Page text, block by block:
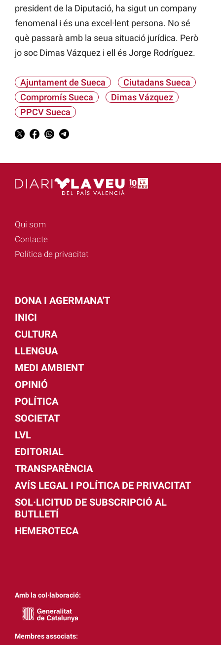
president de la Diputació, ha sigut un company
fenomenal i és una excel·lent persona. No sé
què passarà amb la seua situació jurídica. Però
jo soc Dimas Vázquez i ell és Jorge Rodríguez.
Ajuntament de Sueca
Ciutadans Sueca
Compromís Sueca
Dimas Vázquez
PPCV Sueca
Qui som
Contacte
Política de privacitat
DONA I AGERMANA'T
INICI
CULTURA
LLENGUA
MEDI AMBIENT
OPINIÓ
POLÍTICA
SOCIETAT
LVL
EDITORIAL
TRANSPARÈNCIA
AVÍS LEGAL I POLÍTICA DE PRIVACITAT
SOL·LICITUD DE SUBSCRIPCIÓ AL
BUTLLETÍ
HEMEROTECA
Amb la col·laboració:
Membres associats: